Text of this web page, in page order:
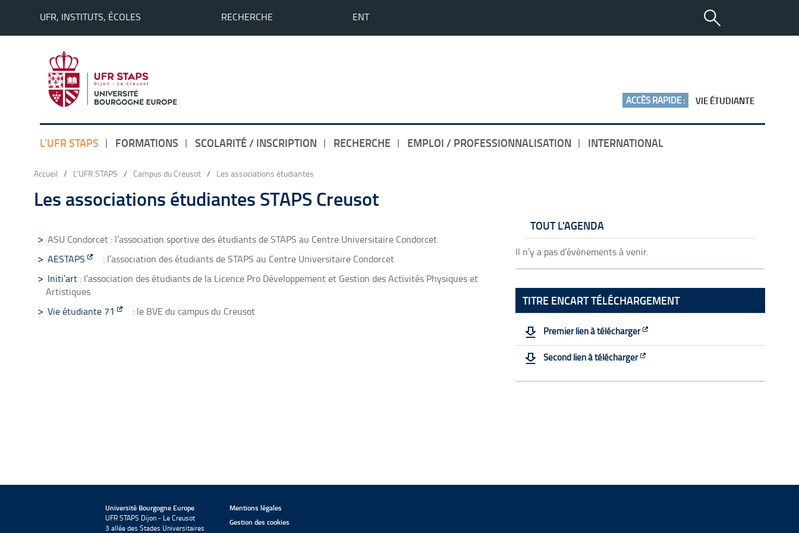
UFR, INSTITUTS, ÉCOLES RECHERCHE ENT
ACCÈS RAPIDE : VIE ÉTUDIANTE
L’UFR STAPS FORMATIONS SCOLARITÉ / INSCRIPTION RECHERCHE EMPLOI / PROFESSIONNALISATION INTERNATIONAL
Accueil / L’UFR STAPS / Campus du Creusot / Les associations étudiantes
Les associations étudiantes STAPS Creusot
ASU Condorcet : l’association sportive des étudiants de STAPS au Centre Universitaire Condorcet
AESTAPS
: l’association des étudiants de STAPS au Centre Universitaire Condorcet
Initi’art : l’association des étudiants de la Licence Pro Développement et Gestion des Activités Physiques et
Artistiques
Vie étudiante 71
: le BVE du campus du Creusot
TOUT L'AGENDA
Il n’y a pas d’évènements à venir.
TITRE ENCART TÉLÉCHARGEMENT
Premier lien à télécharger
Second lien à télécharger
Université Bourgogne Europe
UFR STAPS Dijon - Le Creusot
3 allée des Stades Universitaires
Mentions légales
Gestion des cookies